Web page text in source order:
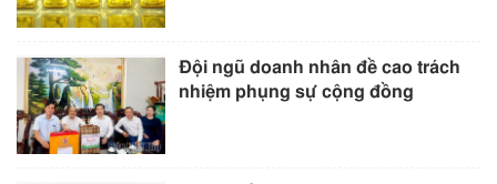
Đội ngũ doanh nhân đề cao trách
nhiệm phụng sự cộng đồng